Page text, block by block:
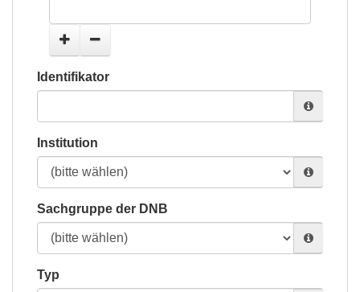
Identifikator
Institution
Sachgruppe der DNB
Typ